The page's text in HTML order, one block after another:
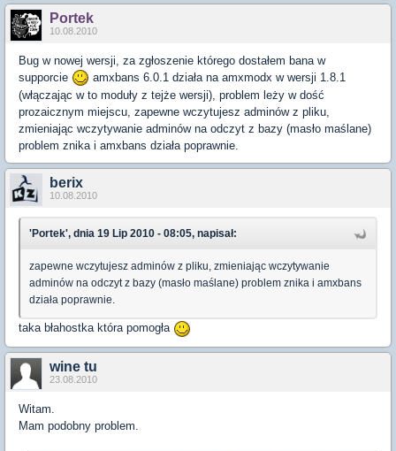
Portek
10.08.2010
Bug w nowej wersji, za zgłoszenie którego dostałem bana w
supporcie
amxbans 6.0.1 działa na amxmodx w wersji 1.8.1
(włączając w to moduły z tejże wersji), problem leży w dość
prozaicznym miejscu, zapewne wczytujesz adminów z pliku,
zmieniając wczytywanie adminów na odczyt z bazy (masło maślane)
problem znika i amxbans działa poprawnie.
berix
10.08.2010
'Portek', dnia 19 Lip 2010 - 08:05, napisał:
zapewne wczytujesz adminów z pliku, zmieniając wczytywanie
adminów na odczyt z bazy (masło maślane) problem znika i amxbans
działa poprawnie.
taka błahostka która pomogła
wine tu
23.08.2010
Witam.
Mam podobny problem.